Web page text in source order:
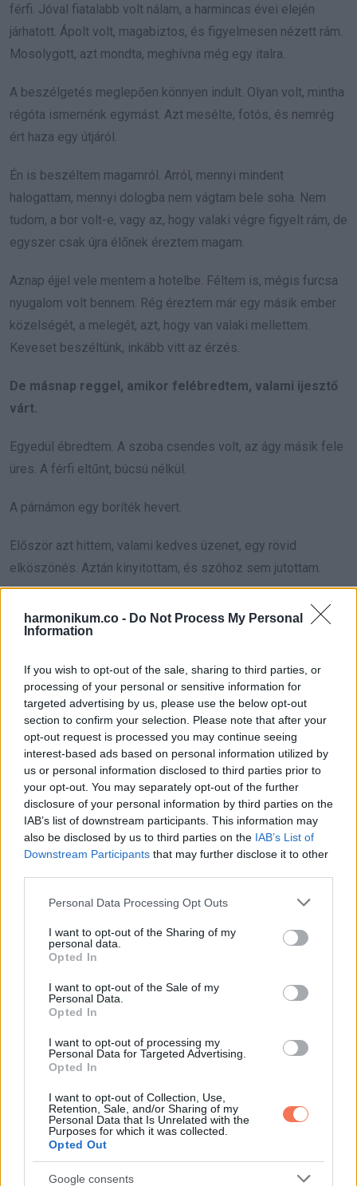
harmonikum.co - Do Not Process My Personal
Information
If you wish to opt-out of the sale, sharing to third parties, or
processing of your personal or sensitive information for
targeted advertising by us, please use the below opt-out
section to confirm your selection. Please note that after your
opt-out request is processed you may continue seeing
interest-based ads based on personal information utilized by
us or personal information disclosed to third parties prior to
your opt-out. You may separately opt-out of the further
disclosure of your personal information by third parties on the
IAB’s list of downstream participants. This information may
also be disclosed by us to third parties on the IAB’s List of
Downstream Participants that may further disclose it to other
Please note that this website/app uses one or more Google
not limited to your visit or usage behaviour. You may click to
grant or deny consent to Google and its third-party tags to
use your data for below specified purposes in below Google
consent section.
Personal Data Processing Opt Outs
I want to opt-out of the Sharing of my
personal data.
Opted In
I want to opt-out of the Sale of my
Personal Data.
Opted In
I want to opt-out of processing my
Personal Data for Targeted Advertising.
Opted In
I want to opt-out of Collection, Use,
Retention, Sale, and/or Sharing of my
Personal Data that Is Unrelated with the
Purposes for which it was collected.
Opted Out
Google consents
férfi. Jóval fiatalabb volt nálam, a harmincas évei elején
járhatott. Ápolt volt, magabiztos, és figyelmesen nézett rám.
Mosolygott, azt mondta, meghívna még egy italra.
A beszélgetés meglepően könnyen indult. Olyan volt, mintha
régóta ismernénk egymást. Azt mesélte, fotós, és nemrég
ért haza egy útjáról.
Én is beszéltem magamról. Arról, mennyi mindent
halogattam, mennyi dologba nem vágtam bele soha. Nem
tudom, a bor volt-e, vagy az, hogy valaki végre figyelt rám, de
egyszer csak újra élőnek éreztem magam.
Aznap éjjel vele mentem a hotelbe. Féltem is, mégis furcsa
nyugalom volt bennem. Rég éreztem már egy másik ember
közelségét, a melegét, azt, hogy van valaki mellettem.
Keveset beszéltünk, inkább vitt az érzés.
De másnap reggel, amikor felébredtem, valami ijesztő
várt.
Egyedül ébredtem. A szoba csendes volt, az ágy másik fele
üres. A férfi eltűnt, búcsú nélkül.
A párnámon egy boríték hevert.
Először azt hittem, valami kedves üzenet, egy rövid
elköszönés. Aztán kinyitottam, és szóhoz sem jutottam.
A borítékban fotók voltak az előző napról, és egy rövid cetli.
A szöveg arról szólt, hogy ha nem akarom, hogy a képek
meglássák, akkor utaljak pénzt. Alatta ott volt egy
kártyaszám.
Abban a pillanatban értettem meg, hogy átvertek.
Előre kiterveltek mindent, a kedvességet, a figyelmet, az
estét, a bizalmat. Én pedig belesétáltam.
Azért írom le ezt, mert nem szeretném, hogy más nő is így
járjon. Idegenben, egy ismeretlen emberrel könnyű elhinni,
hogy végre valaki őszinte. Néha viszont az ár sokkal
nagyobb, mint amire számítasz.
via
ELŐZŐ POSZT